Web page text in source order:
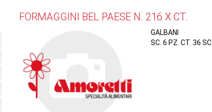
FORMAGGINI BEL PAESE N. 216 X CT.
GALBANI
SC. 6 PZ. CT. 36 SC